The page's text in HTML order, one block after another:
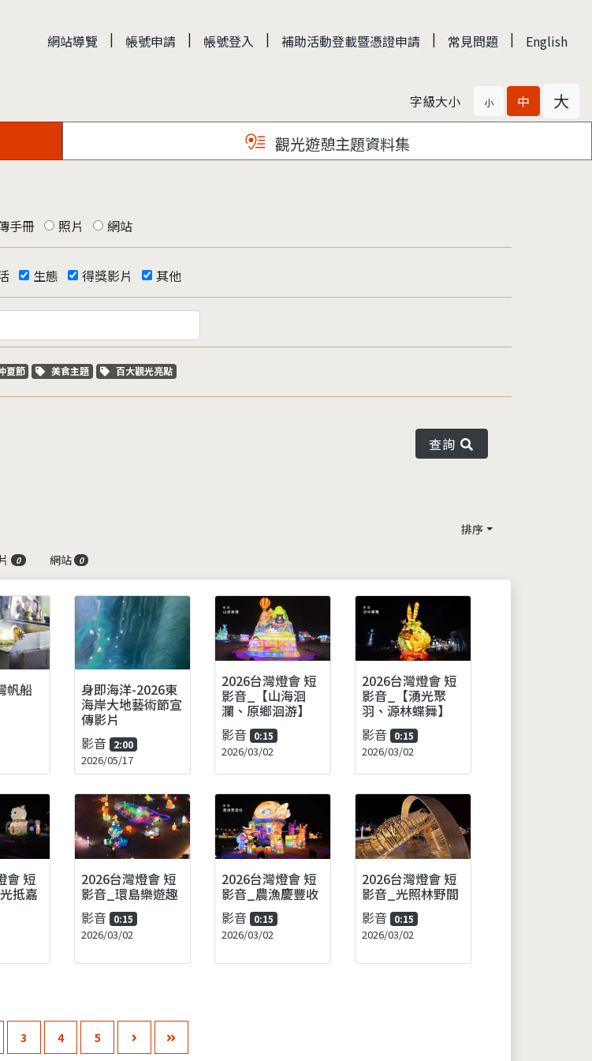
網站導覽 | 帳號申請 | 帳號登入 | 補助活動登載暨憑證申請 | 常見問題 | English
字級大小 小 中 大
觀光遊憩主題資料集
手冊 照片 網站
生態 得獎影片 其他
鍵字標籤
夏節 關鍵字標籤
美食主題 關鍵字標籤
百大觀光亮點
查詢
排序
0 網站 0
帆船 身即海洋-2026東
海岸大地藝術節宣
傳影片
影音 2:00
2026/05/17
2026台灣燈會 短
影音_【山海洄
瀾、原鄉洄游】
影音 0:15
2026/03/02
2026台灣燈會 短
影音_【湧光聚
羽、源林蝶舞】
影音 0:15
2026/03/02
會 短
抵嘉
2026台灣燈會 短
影音_環島樂遊趣
影音 0:15
2026/03/02
2026台灣燈會 短
影音_農漁慶豐收
影音 0:15
2026/03/02
2026台灣燈會 短
影音_光照林野間
影音 0:15
2026/03/02
3 4 5